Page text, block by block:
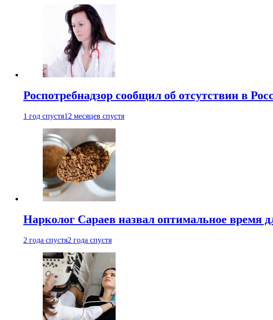
Роспотребнадзор сообщил об отсутствии в
1 год спустя12 месяцев спустя
Нарколог Сараев назвал оптимальное время
2 года спустя2 года спустя